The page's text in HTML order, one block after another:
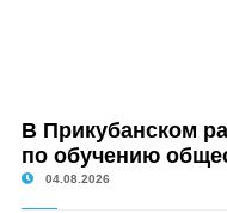
В Прикубанском
по обучению
04.08.2026